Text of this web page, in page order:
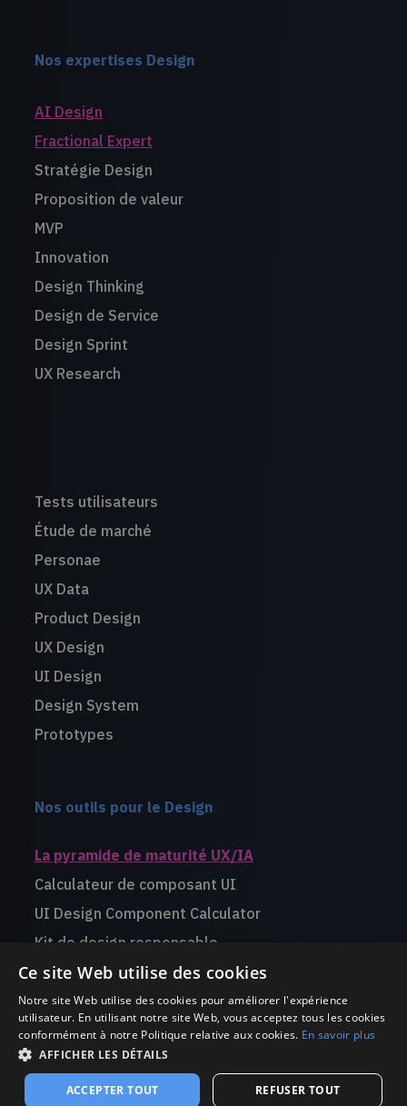
Nos expertises Design
AI Design
Fractional Expert
Stratégie Design
Proposition de valeur
MVP
Innovation
Design Thinking
Design de Service
Design Sprint
UX Research
Tests utilisateurs
Étude de marché
Personae
UX Data
Product Design
UX Design
UI Design
Design System
Prototypes
Nos outils pour le Design
La pyramide de maturité UX/IA
Calculateur de composant UI
UI Design Component Calculator
Kit de design responsable
Livre blanc Design for Startups
©use.design 2002-2026 -Mentions légales
Ce site Web utilise des cookies
Notre site Web utilise des cookies pour améliorer l'expérience
utilisateur. En utilisant notre site Web, vous acceptez tous les cookies
conformément à notre Politique relative aux cookies. En savoir plus
AFFICHER LES DÉTAILS
ACCEPTER TOUT REFUSER TOUT